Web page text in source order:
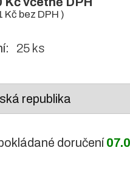
Kč bez DPH )
25 ks
doručení